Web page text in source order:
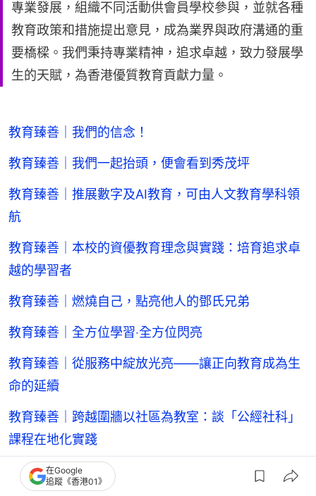
專業發展，組織不同活動供會員學校參與，並就各種
教育政策和措施提出意見，成為業界與政府溝通的重
要橋樑。我們秉持專業精神，追求卓越，致力發展學
生的天賦，為香港優質教育貢獻力量。
教育臻善｜我們的信念！
教育臻善｜我們一起抬頭，便會看到秀茂坪
教育臻善｜推展數字及AI教育，可由人文教育學科領
航
教育臻善｜本校的資優教育理念與實踐：培育追求卓
越的學習者
教育臻善｜燃燒自己，點亮他人的鄧氏兄弟
教育臻善｜全方位學習‧全方位閃亮
教育臻善｜從服務中綻放光亮——讓正向教育成為生
命的延續
教育臻善｜跨越圍牆以社區為教室：談「公經社科」
課程在地化實踐
教育臻善｜一支球隊的誕生，見證教育的初心
在Google
追蹤《香港01》